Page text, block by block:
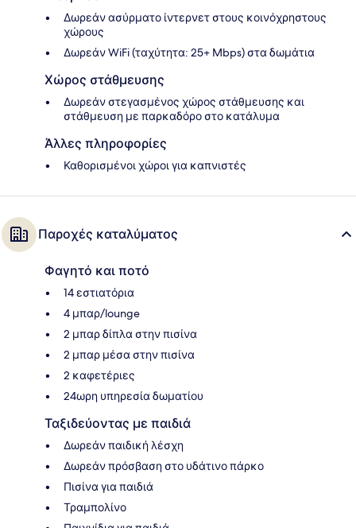
Δωρεάν ασύρματο ίντερνετ στους κοινόχρηστους
χώρους
Δωρεάν WiFi (ταχύτητα: 25+ Mbps) στα δωμάτια
Χώρος στάθμευσης
Δωρεάν στεγασμένος χώρος στάθμευσης και
στάθμευση με παρκαδόρο στο κατάλυμα
Άλλες πληροφορίες
Καθορισμένοι χώροι για καπνιστές
Παροχές καταλύματος
Φαγητό και ποτό
14 εστιατόρια
4 μπαρ/lounge
2 μπαρ δίπλα στην πισίνα
2 μπαρ μέσα στην πισίνα
2 καφετέριες
24ωρη υπηρεσία δωματίου
Ταξιδεύοντας με παιδιά
Δωρεάν παιδική λέσχη
Δωρεάν πρόσβαση στο υδάτινο πάρκο
Πισίνα για παιδιά
Τραμπολίνο